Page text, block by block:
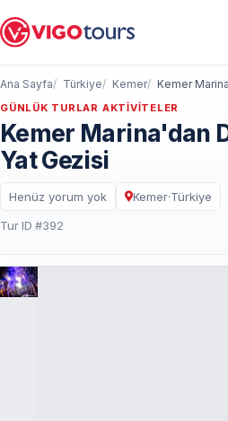
Ana Sayfa Türkiye Kemer
GÜNLÜK TURLAR AKTIVITELER
Kemer Marina'dan
Yat Gezisi
Henüz yorum yok Kemer·Türkiye
Tur ID #392